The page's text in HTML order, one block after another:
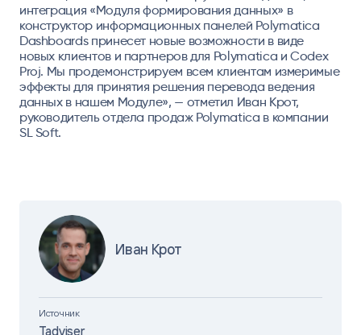
Иван Крот
Источник
Tadviser
интеграция «Модуля формирования данных» в
конструктор информационных панелей Polymatica
Dashboards принесет новые возможности в виде
новых клиентов и партнеров для Polymatica и Codex
Proj. Мы продемонстрируем всем клиентам измеримые
эффекты для принятия решения перевода ведения
данных в нашем Модуле», — отметил Иван Крот,
руководитель отдела продаж Polymatica в компании
SL Soft.